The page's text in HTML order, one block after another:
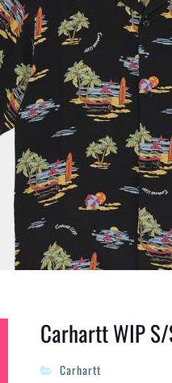
Carhartt WIP
Carhartt